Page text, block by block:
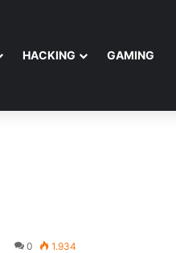
HACKING GAMING
0 1.934